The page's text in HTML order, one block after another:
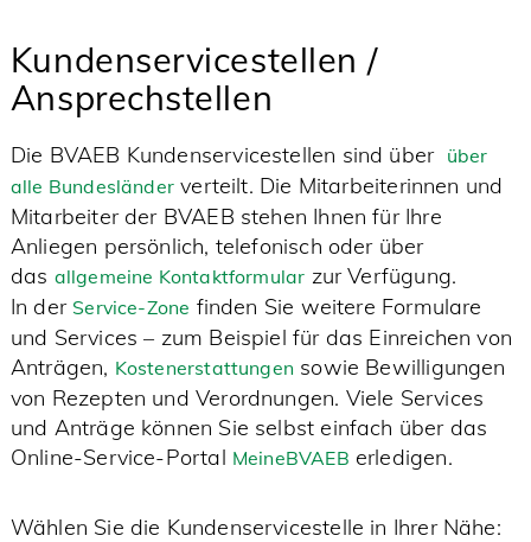
Kundenservicestellen /
Ansprechstellen
Die BVAEB Kundenservicestellen sind über über
alle Bundesländer verteilt. Die Mitarbeiterinnen und
Mitarbeiter der BVAEB stehen Ihnen für Ihre
Anliegen persönlich, telefonisch oder über
das allgemeine Kontaktformular zur Verfügung.
In der Service-Zone finden Sie weitere Formulare
und Services – zum Beispiel für das Einreichen von
Anträgen, Kostenerstattungen sowie Bewilligungen
von Rezepten und Verordnungen. Viele Services
und Anträge können Sie selbst einfach über das
Online-Service-Portal MeineBVAEB erledigen.
Wählen Sie die Kundenservicestelle in Ihrer Nähe: